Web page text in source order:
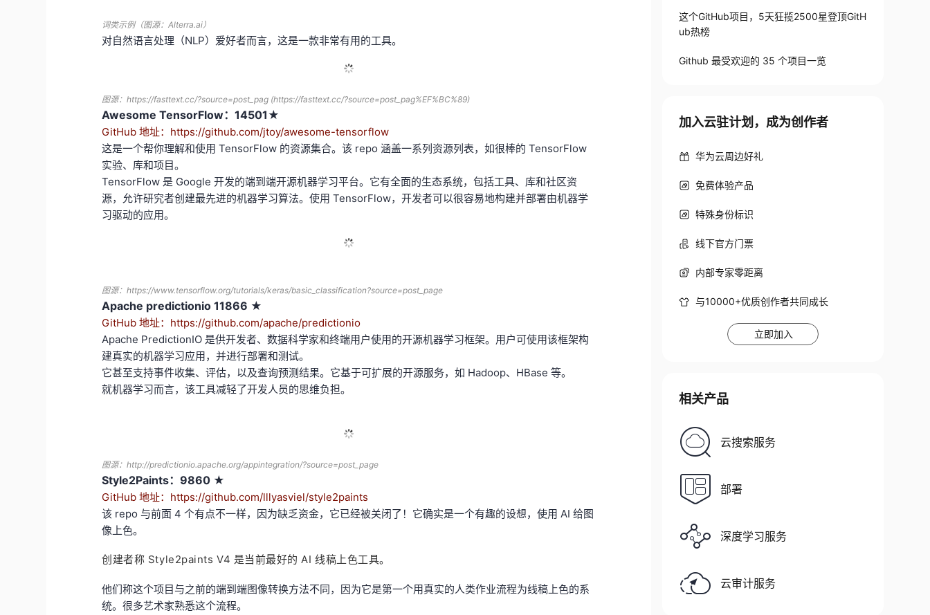
词类示例（图源：Alterra.ai）
对自然语言处理（NLP）爱好者而言，这是一款非常有用的工具。
图源：https://fasttext.cc/?source=post_pag (https://fasttext.cc/?source=post_pag%EF%BC%89)
Awesome TensorFlow：14501★
GitHub 地址：https://github.com/jtoy/awesome-tensorflow
这是一个帮你理解和使用 TensorFlow 的资源集合。该 repo 涵盖一系列资源列表，如很棒的 TensorFlow
实验、库和项目。
TensorFlow 是 Google 开发的端到端开源机器学习平台。它有全面的生态系统，包括工具、库和社区资
源，允许研究者创建最先进的机器学习算法。使用 TensorFlow，开发者可以很容易地构建并部署由机器学
习驱动的应用。
图源：https://www.tensorflow.org/tutorials/keras/basic_classification?source=post_page
Apache predictionio 11866 ★
GitHub 地址：https://github.com/apache/predictionio
Apache PredictionIO 是供开发者、数据科学家和终端用户使用的开源机器学习框架。用户可使用该框架构
建真实的机器学习应用，并进行部署和测试。
它甚至支持事件收集、评估，以及查询预测结果。它基于可扩展的开源服务，如 Hadoop、HBase 等。
就机器学习而言，该工具减轻了开发人员的思维负担。
图源：http://predictionio.apache.org/appintegration/?source=post_page
Style2Paints：9860 ★
GitHub 地址：https://github.com/lllyasviel/style2paints
该 repo 与前面 4 个有点不一样，因为缺乏资金，它已经被关闭了！它确实是一个有趣的设想，使用 AI 给图
像上色。
创建者称 Style2paints V4 是当前最好的 AI 线稿上色工具。
他们称这个项目与之前的端到端图像转换方法不同，因为它是第一个用真实的人类作业流程为线稿上色的系
统。很多艺术家熟悉这个流程。
这个GitHub项目，5天狂揽2500星登顶GitH
ub热榜
Github 最受欢迎的 35 个项目一览
加入云驻计划，成为创作者
华为云周边好礼
免费体验产品
特殊身份标识
线下官方门票
内部专家零距离
与10000+优质创作者共同成长
立即加入
相关产品
云搜索服务
部署
深度学习服务
云审计服务